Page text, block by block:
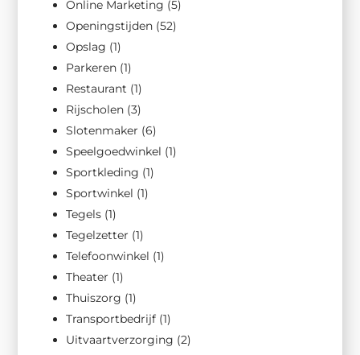
Online Marketing (5)
Openingstijden (52)
Opslag (1)
Parkeren (1)
Restaurant (1)
Rijscholen (3)
Slotenmaker (6)
Speelgoedwinkel (1)
Sportkleding (1)
Sportwinkel (1)
Tegels (1)
Tegelzetter (1)
Telefoonwinkel (1)
Theater (1)
Thuiszorg (1)
Transportbedrijf (1)
Uitvaartverzorging (2)